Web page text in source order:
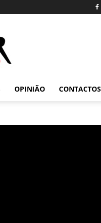
OPINIÃO CONTACTOS